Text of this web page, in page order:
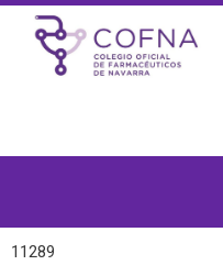
Skip
content
11289